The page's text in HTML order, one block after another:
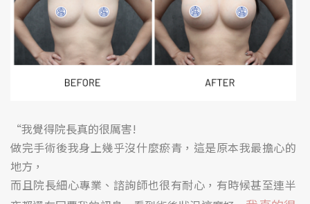
“我覺得院長真的很厲害!
做完手術後我身上幾乎沒什麼瘀青，這是原本我最擔心的
地方，
而且院長細心專業、諮詢師也很有耐心，有時候甚至連半